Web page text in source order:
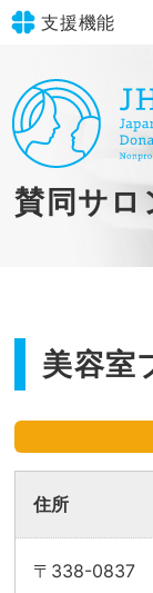
支援機能
文字サイズ 標
やさしい
in simple
賛同サロ
美容室
住所
〒338-0837